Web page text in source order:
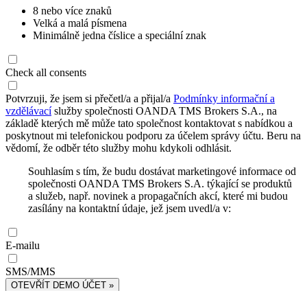
8 nebo více znaků
Velká a malá písmena
Minimálně jedna číslice a speciální znak
Check all consents
Potvrzuji, že jsem si přečetl/a a přijal/a Podmínky informační a
vzdělávacíslužby společnosti OANDA TMS Brokers S.A., na
základě kterých mě může tato společnost kontaktovat s nabídkou a
poskytnout mi telefonickou podporu za účelem správy účtu. Beru na
vědomí, že odběr této služby mohu kdykoli odhlásit.
Souhlasím s tím, že budu dostávat marketingové informace od
společnosti OANDA TMS Brokers S.A. týkající se produktů
a služeb, např. novinek a propagačních akcí, které mi budou
zasílány na kontaktní údaje, jež jsem uvedl/a v:
E-mailu
SMS/MMS
OTEVŘÍT DEMO ÚČET »